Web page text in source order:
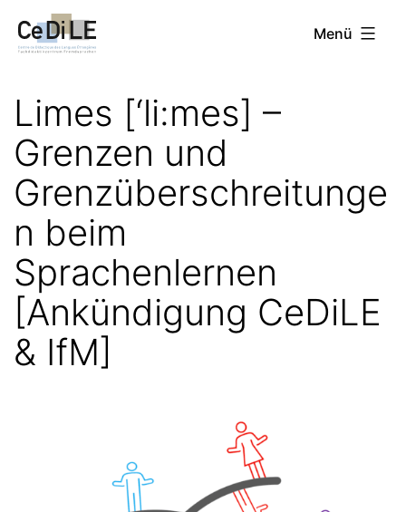
Inhalt
CeDiLE Menü
Limes [‘li:mes] –
Grenzen und
Grenzüberschreitunge
n beim
Sprachenlernen
[Ankündigung CeDiLE
& IfM]